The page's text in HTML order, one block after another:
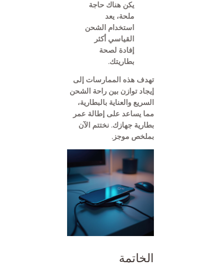
يكن هناك حاجة
ملحة، يعد
استخدام الشحن
القياسي أكثر
إفادة لصحة
بطاريتك.
تهدف هذه الممارسات إلى
إيجاد توازن بين راحة الشحن
السريع والعناية بالبطارية،
مما يساعد على إطالة عمر
بطارية جهازك. نختتم الآن
بملخص موجز.
الخاتمة